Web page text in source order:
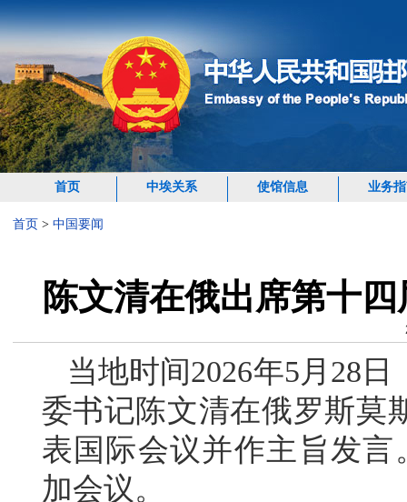
首页 中埃关系 使馆信息 业务
首页 > 中国要闻
陈文清在俄出席第十
当地时间2026年5月28
委书记陈文清在俄罗斯莫
表国际会议并作主旨发
加会议。